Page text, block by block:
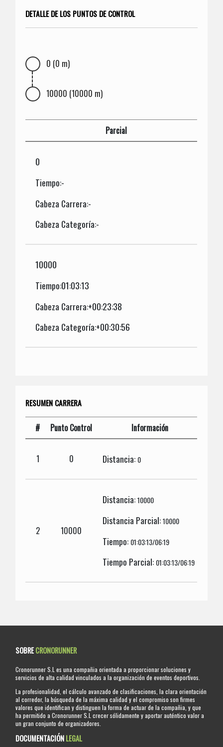
DETALLE DE LOS PUNTOS DE CONTROL
0 (0 m)
10000 (10000 m)
Parcial
0
Tiempo:-
Cabeza Carrera:-
Cabeza Categoría:-
10000
Tiempo:01:03:13
Cabeza Carrera:+00:23:38
Cabeza Categoría:+00:30:56
RESUMEN CARRERA
# Punto Control Información
1 0 Distancia: 0
2 10000
Distancia:10000
Distancia Parcial:10000
Tiempo: 01:03:13/06:19
Tiempo Parcial: 01:03:13/06:19
SOBRECRONORUNNER
Cronorunner S.L es una compañia orientada a proporcionar soluciones y
servicios de alta calidad vinculados a la organización de eventos deportivos.
La profesionalidad, el cálculo avanzado de clasificaciones, la clara orientación
al corredor, la búsqueda de la máxima calidad y el compromiso son firmes
valores que identifican y distinguen la forma de actuar de la compañia, y que
ha permitido a Cronorunner S.L crecer sólidamente y aportar auténtico valor a
un gran conjunto de organizadores.
DOCUMENTACIÓNLEGAL